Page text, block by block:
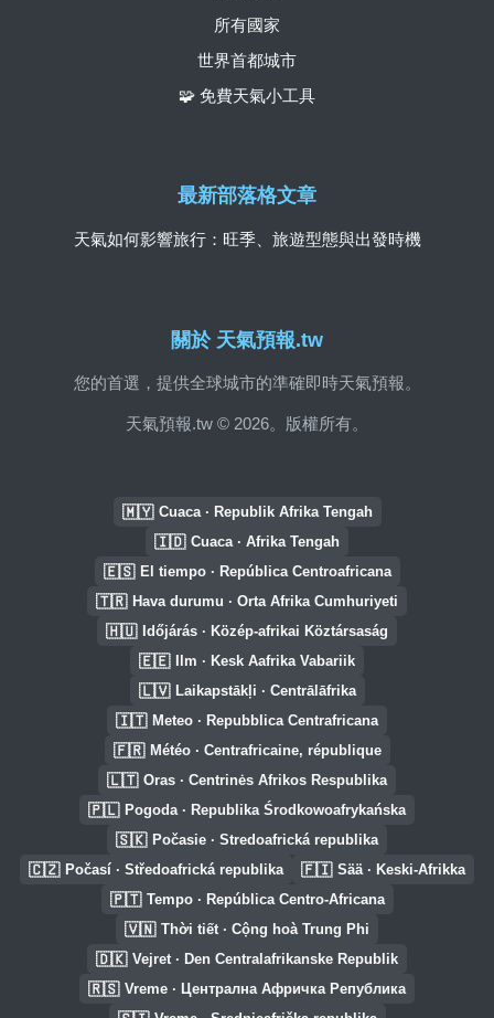
關於 天氣預報.tw
您的首選，提供全球城市的準確即時天氣預報。
天氣預報.tw © 2026。版權所有。
所有國家
世界首都城市
🧩 免費天氣小工具
最新部落格文章
天氣如何影響旅行：旺季、旅遊型態與出發時機
🇲🇾 Cuaca · Republik Afrika Tengah
🇮🇩 Cuaca · Afrika Tengah
🇪🇸 El tiempo · República Centroafricana
🇹🇷 Hava durumu · Orta Afrika Cumhuriyeti
🇭🇺 Időjárás · Közép-afrikai Köztársaság
🇪🇪 Ilm · Kesk Aafrika Vabariik
🇱🇻 Laikapstākļi · Centrālāfrika
🇮🇹 Meteo · Repubblica Centrafricana
🇫🇷 Météo · Centrafricaine, république
🇱🇹 Oras · Centrinės Afrikos Respublika
🇵🇱 Pogoda · Republika Środkowoafrykańska
🇸🇰 Počasie · Stredoafrická republika
🇨🇿 Počasí · Středoafrická republika 🇫🇮 Sää · Keski-Afrikka
🇵🇹 Tempo · República Centro-Africana
🇻🇳 Thời tiết · Cộng hoà Trung Phi
🇩🇰 Vejret · Den Centralafrikanske Republik
🇷🇸 Vreme · Централна Афричка Република